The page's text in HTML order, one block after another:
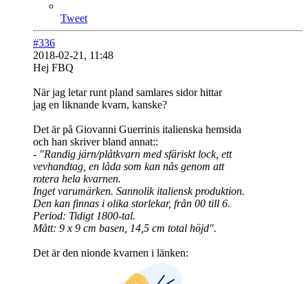
Tweet
#336
2018-02-21, 11:48
Hej FBQ
När jag letar runt pland samlares sidor hittar
jag en liknande kvarn, kanske?
Det är på Giovanni Guerrinis italienska hemsida
och han skriver bland annat::
- "Randig järn/plåtkvarn med sfäriskt lock, ett
vevhandtag, en låda som kan nås genom att
rotera hela kvarnen.
Inget varumärken. Sannolik italiensk produktion.
Den kan finnas i olika storlekar, från 00 till 6.
Period: Tidigt 1800-tal.
Mått: 9 x 9 cm basen, 14,5 cm total höjd".
Det är den nionde kvarnen i länken: